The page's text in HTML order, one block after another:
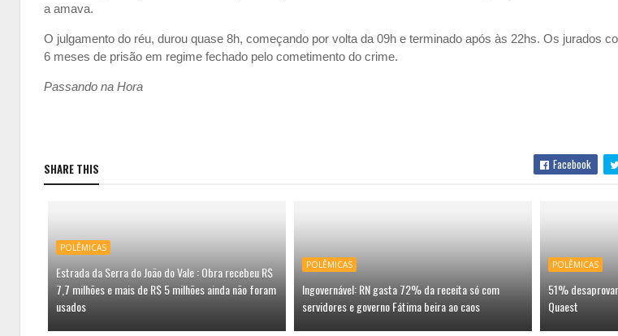
a amava.
O julgamento do réu, durou quase 8h, começando por volta da 09h e terminado após às 22hs. Os jurados
6 meses de prisão em regime fechado pelo cometimento do crime.
Passando na Hora
SHARE THIS Facebook
POLÊMICAS
Estrada da Serra do João do Vale : Obra recebeu R$
7,7 milhões e mais de R$ 5 milhões ainda não foram
usados
POLÊMICAS
Ingovernável: RN gasta 72% da receita só com
servidores e governo Fátima beira ao caos
POLÊMICAS
51%
Quaest